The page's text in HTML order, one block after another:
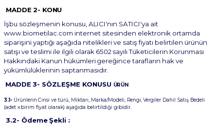
MADDE 2- KONU
İşbu sözleşmenin konusu, ALICI'nın SATICI'ya ait
www.biometilac.com internet sitesinden elektronik ortamda
siparişini yaptığı aşağıda nitelikleri ve satış fiyatı belirtilen ürünün
satışı ve teslimi ile ilgili olarak 6502 sayılı Tüketicilerin Korunması
Hakkındaki Kanun hükümleri gereğince tarafların hak ve
yükümlülüklerinin saptanmasıdır.
MADDE 3- SÖZLEŞME KONUSU ÜRÜN
3.1- Ürünlerin Cinsi ve türü, Miktarı, Marka/Modeli, Rengi, Vergiler Dahil Satış Bedeli
(adet x birim fiyat olarak) aşağıda belirtildiği gibidir.
3.2- Ödeme Şekli :